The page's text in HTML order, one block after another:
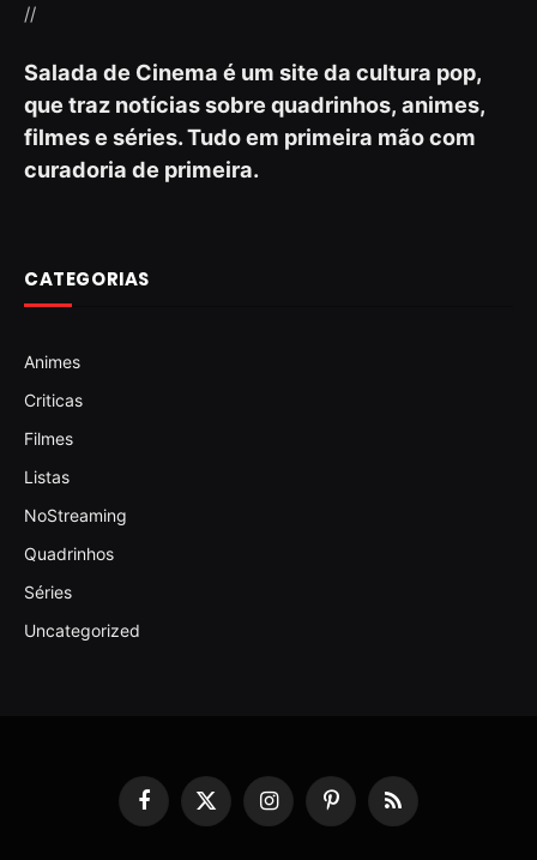
//
Salada de Cinema é um site da cultura pop,
que traz notícias sobre quadrinhos, animes,
filmes e séries. Tudo em primeira mão com
curadoria de primeira.
CATEGORIAS
Animes
Criticas
Filmes
Listas
NoStreaming
Quadrinhos
Séries
Uncategorized
Facebook
X
(Twitter)
InstagramPinterestRSS